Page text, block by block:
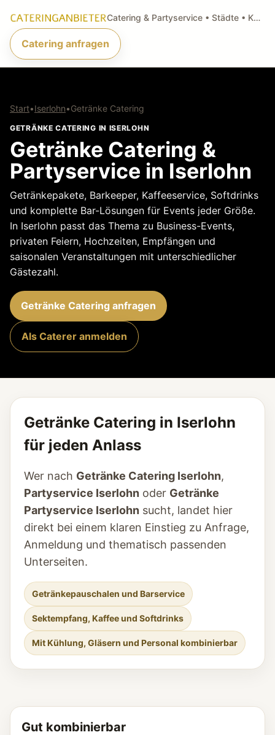
Catering & Partyservice • Städte • Küchenarten • Anfragen
Catering anfragen
Start•Iserlohn•Getränke Catering
GETRÄNKE CATERING IN ISERLOHN
Getränke Catering &
Partyservice in Iserlohn
Getränkepakete, Barkeeper, Kaffeeservice, Softdrinks
und komplette Bar-Lösungen für Events jeder Größe.
In Iserlohn passt das Thema zu Business-Events,
privaten Feiern, Hochzeiten, Empfängen und
saisonalen Veranstaltungen mit unterschiedlicher
Gästezahl.
Getränke Catering anfragen
Als Caterer anmelden
Getränke Catering in Iserlohn
für jeden Anlass
Wer nach Getränke Catering Iserlohn,
Partyservice Iserlohn oder Getränke
Partyservice Iserlohn sucht, landet hier
direkt bei einem klaren Einstieg zu Anfrage,
Anmeldung und thematisch passenden
Unterseiten.
Getränkepauschalen und Barservice
Sektempfang, Kaffee und Softdrinks
Mit Kühlung, Gläsern und Personal kombinierbar
Gut kombinierbar